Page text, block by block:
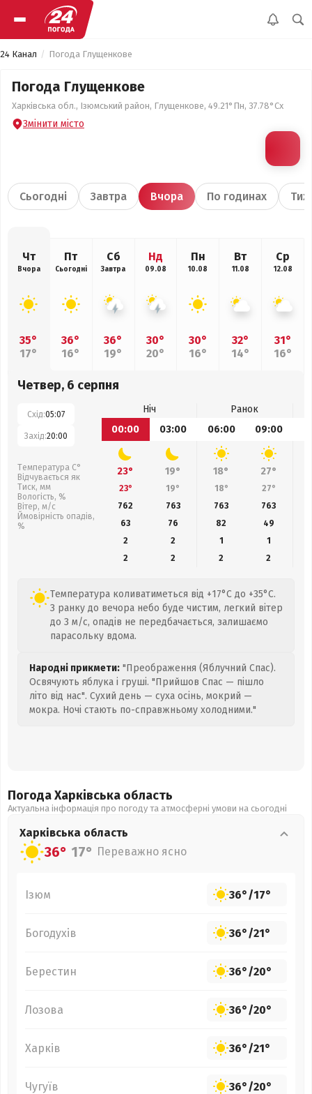
24 Канал Погода Глущенкове
Погода Глущенкове
Харківська обл., Ізюмський район, Глущенкове, 49.21°Пн, 37.78°Сх
Змінити місто
Сьогодні Завтра Вчора По годинах
Чт
Вчора
35°
17°
Пт
Сьогодні
36°
16°
Сб
Завтра
36°
19°
Нд
09.08
30°
20°
Пн
10.08
30°
16°
Вт
11.08
32°
14°
Ср
12.08
31°
16°
Четвер, 6 серпня
Схід:05:07
Захід:20:00
Температура С°
Відчувається як
Тиск, мм
Вологість, %
Вітер, м/с
Ймовірність опадів,
%
Ніч
Ранок
00:00
03:00 06:00 09:00
23° 19° 18° 27°
23° 19° 18° 27°
762
763 763 763
63
76 82 49
2
2 1
1
2
2 2 2
Температура коливатиметься від +17°C до +35°C.
З ранку до вечора небо буде чистим, легкий вітер
до 3 м/с, опадів не передбачається, залишаємо
парасольку вдома.
Народні прикмети: "Преображення (Яблучний Спас).
Освячують яблука і груші. "Прийшов Спас — пішло
літо від нас". Сухий день — суха осінь, мокрий —
мокра. Ночі стають по-справжньому холодними."
Погода Харківська область
Актуальна інформація про погоду та атмосферні умови на сьогодні
Харківська область
36° 17° Переважно ясно
Ізюм 36°/17°
Богодухів 36°/21°
Берестин 36°/20°
Лозова 36°/20°
Харків 36°/21°
Чугуїв 36°/20°